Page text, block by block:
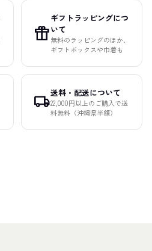
featured_seasonal_and_gifts
ギフトラッピングにつ
いて
無料のラッピングのほか、
ギフトボックスや巾着も
local_shipping送料・配送について
22,000円以上のご購入で送
料無料（沖縄県半額）